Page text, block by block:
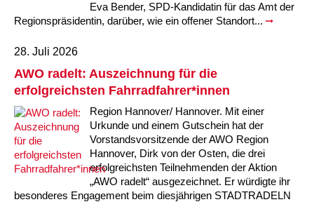
Eva Bender, SPD-Kandidatin für das Amt der
Regionspräsidentin, darüber, wie ein offener Standort...
28. Juli 2026
AWO radelt: Auszeichnung für die
erfolgreichsten Fahrradfahrer*innen
Region Hannover/ Hannover. Mit einer
Urkunde und einem Gutschein hat der
Vorstandsvorsitzende der AWO Region
Hannover, Dirk von der Osten, die drei
erfolgreichsten Teilnehmenden der Aktion
„AWO radelt“ ausgezeichnet. Er würdigte ihr
besonderes Engagement beim diesjährigen STADTRADELN